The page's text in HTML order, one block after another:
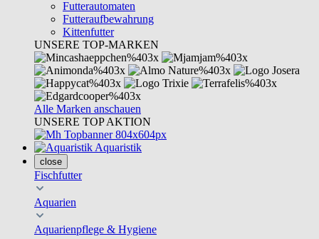
Futterautomaten
Futteraufbewahrung
Kittenfutter
UNSERE TOP-MARKEN
Alle Marken anschauen
UNSERE TOP AKTION
Aquaristik
close
Fischfutter
Aquarien
Aquarienpflege & Hygiene